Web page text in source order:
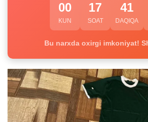
00
KUN
17
SOAT
41
DAQIQA
Bu narxda oxirgi imkoniyat!